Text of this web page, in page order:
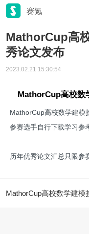
赛氪
MathorCup高
秀论文发布
2023.02.21 15:30:54
MathorCup高校数
MathorCup高校数学建模
参赛选手自行下载学习参
历年优秀论文汇总只限参
MathorCup高校数学建